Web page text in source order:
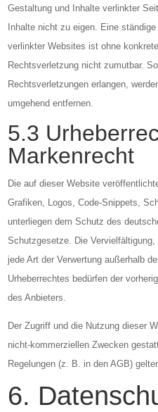
Gestaltung und Inhalte verlinkter
Inhalte nicht zu eigen. Eine
verlinkter Websites ist ohne
Rechtsverletzung nicht zumutbar.
Rechtsverletzungen erlangen,
umgehend entfernen.
5.3
Markenrecht
Die auf dieser Website
Grafiken, Logos, Code-Snippets,
unterliegen dem Schutz des
Schutzgesetze. Die Vervielfältigung,
jede Art der Verwertung außerhalb
Urheberrechtes bedürfen der
des Anbieters.
Der Zugriff und die Nutzung dieser
nicht-kommerziellen Zwecken
Regelungen (z. B. in den AGB)
6.